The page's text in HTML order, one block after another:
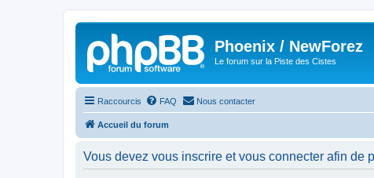
Phoenix / NewForez
Le forum sur la Piste des Cistes
Raccourcis FAQ Nous contacter
Accueil du forum
Vous devez vous inscrire et vous connecter afin de